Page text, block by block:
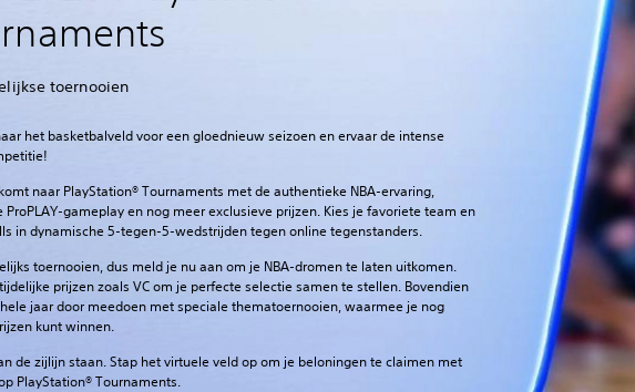
toernooien
het basketbalveld voor een gloednieuw seizoen en ervaar de intense
komt naar PlayStation® Tournaments met de authentieke NBA-ervaring,
ProPLAY-gameplay en nog meer exclusieve prijzen. Kies je favoriete team en
in dynamische 5-tegen-5-wedstrijden tegen online tegenstanders.‎
toernooien, dus meld je nu aan om je NBA-dromen te laten uitkomen.
prijzen zoals VC om je perfecte selectie samen te stellen. Bovendien
jaar door meedoen met speciale thematoernooien, waarmee je nog
kunt winnen.
de zijlijn staan. Stap het virtuele veld op om je beloningen te claimen met
PlayStation® Tournaments.